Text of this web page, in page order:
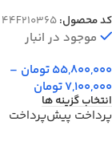
کد محصول:44F210365
موجود در انبار
55,800,000تومان –
7,100,000تومان
انتخاب گزینه ها
پرداخت پیش‌پرداخت